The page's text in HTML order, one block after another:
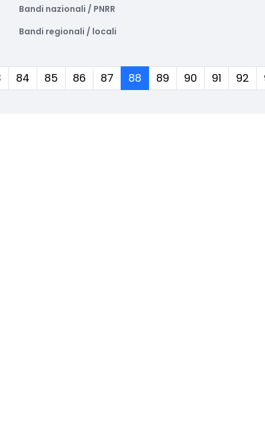
Bandi nazionali / PNRR
Bandi regionali / locali
84 85 86 87 88 (corrente)
89 90 91 92